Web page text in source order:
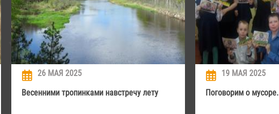
26 МАЯ 2025
Весенними тропинками навстречу лету
19 МАЯ 2025
Поговорим о мусоре.